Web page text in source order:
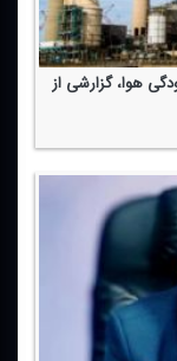
هوا، گزارشی از